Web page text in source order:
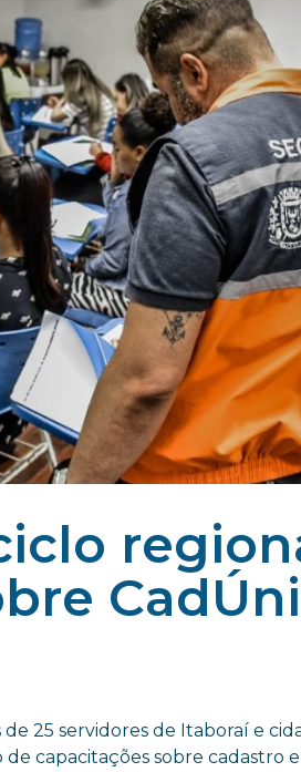
de 25 servidores de Itaboraí e
de capacitações sobre cadastro